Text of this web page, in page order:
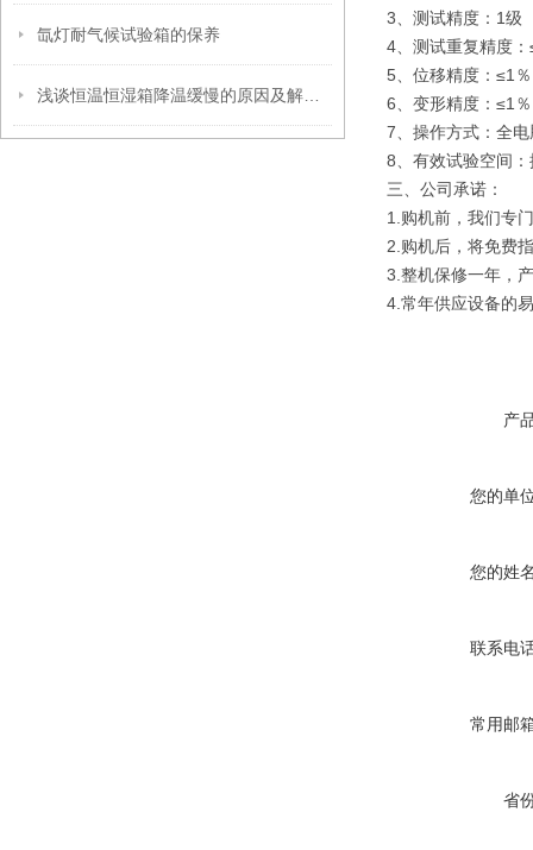
氙灯耐气候试验箱的保养
3、测试精度：1级
4、测试重复精度
5、位移精度：≤1％
6、变形精度：≤1％
7、操作方式：全
8、有效试验空间
三、 公司承诺：
1.购机前，我们专
2.购机后，将免费
3.整机保修一年，
4.常年供应设备的
产
您的单
您的姓
联系电
常用邮
省